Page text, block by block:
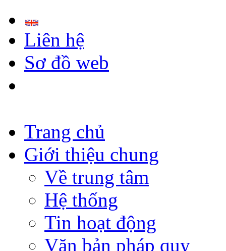
Liên hệ
Sơ đồ web
Trang chủ
Giới thiệu chung
Về trung tâm
Hệ thống
Tin hoạt động
Văn bản pháp quy